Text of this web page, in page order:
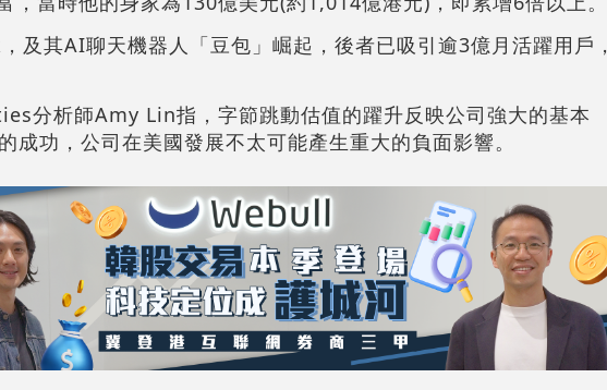
及其AI聊天機器人「豆包」崛起，後者已吸引逾3億月活躍用戶，
分析師Amy Lin指，字節跳動估值的躍升反映公司強大的基本
成功，公司在美國發展不太可能產生重大的負面影響。